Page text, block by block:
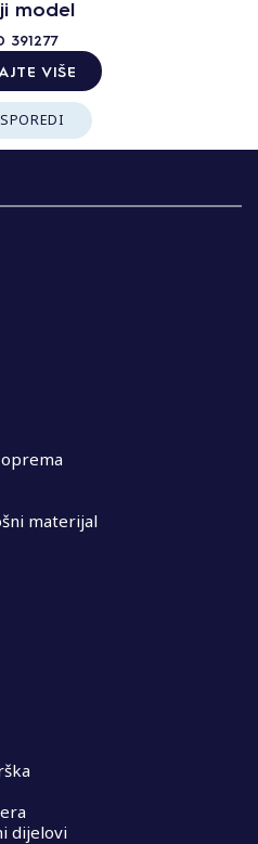
model
391277
VIŠE
materijal
dijelovi